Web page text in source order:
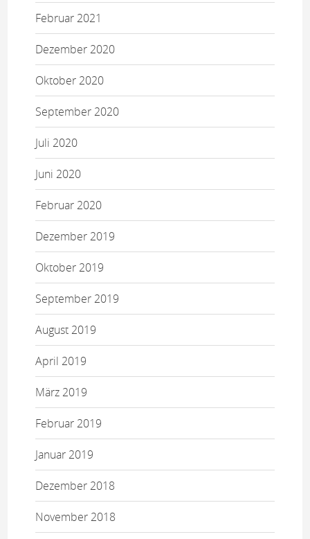
Februar 2021
Dezember 2020
Oktober 2020
September 2020
Juli 2020
Juni 2020
Februar 2020
Dezember 2019
Oktober 2019
September 2019
August 2019
April 2019
März 2019
Februar 2019
Januar 2019
Dezember 2018
November 2018